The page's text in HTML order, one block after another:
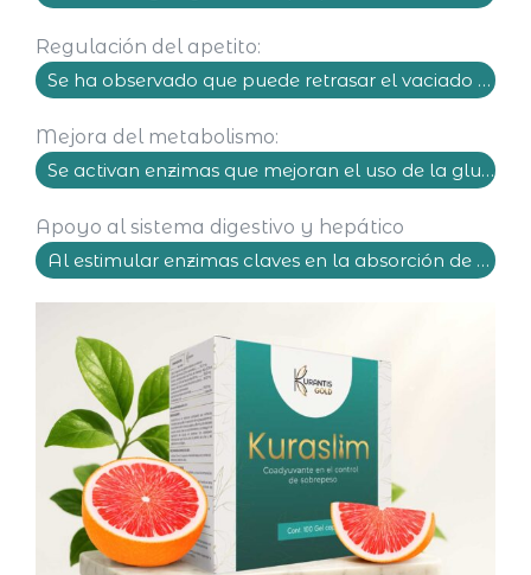
Regulación del apetito:
Se ha observado que puede retrasar el vaciado gástrico, ayudando a sentirte lleno por más tiempo.
Mejora del metabolismo:
Se activan enzimas que mejoran el uso de la glucosa y reducen la acumulación de grasa.
Apoyo al sistema digestivo y hepático
Al estimular enzimas claves en la absorción de nutrientes.